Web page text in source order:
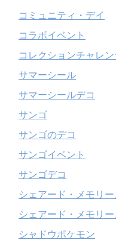
コミュニティ・デイ
コラボイベント
コレクションチャレン
サマーシール
サマーシールデコ
サンゴ
サンゴのデコ
サンゴイベント
サンゴデコ
シェアード・メモリー
シェアード・メモリ
シャドウポケモン